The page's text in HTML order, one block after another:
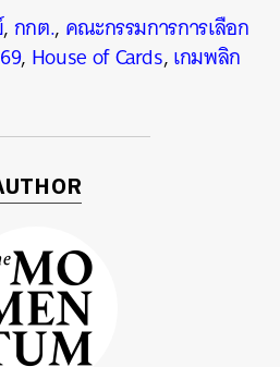
,กกต., คณะกรรมการการเลือก
, House of Cards,เกมพลิก